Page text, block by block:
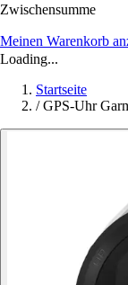
Zwischensumme
Meinen Warenkorb
Loading...
Startseite
/ GPS-Uhr